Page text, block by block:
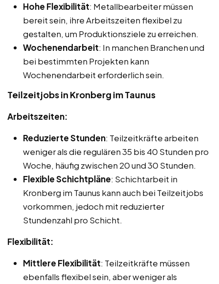
Hohe Flexibilität: Metallbearbeiter müssen
bereit sein, ihre Arbeitszeiten flexibel zu
gestalten, um Produktionsziele zu erreichen.
Wochenendarbeit: In manchen Branchen und
bei bestimmten Projekten kann
Wochenendarbeit erforderlich sein.
Teilzeitjobs in Kronberg im Taunus
Arbeitszeiten:
Reduzierte Stunden: Teilzeitkräfte arbeiten
weniger als die regulären 35 bis 40 Stunden pro
Woche, häufig zwischen 20 und 30 Stunden.
Flexible Schichtpläne: Schichtarbeit in
Kronberg im Taunus kann auch bei Teilzeitjobs
vorkommen, jedoch mit reduzierter
Stundenzahl pro Schicht.
Flexibilität:
Mittlere Flexibilität: Teilzeitkräfte müssen
ebenfalls flexibel sein, aber weniger als